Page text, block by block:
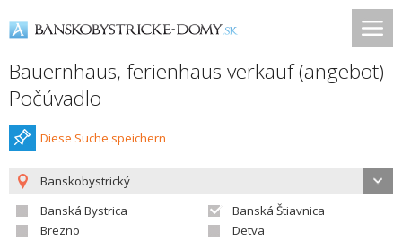
Bauernhaus, ferienhaus verkauf (angebot)
Počúvadlo
Diese Suche speichern
Banskobystrický
Banská Bystrica
Banská Štiavnica
Brezno
Detva